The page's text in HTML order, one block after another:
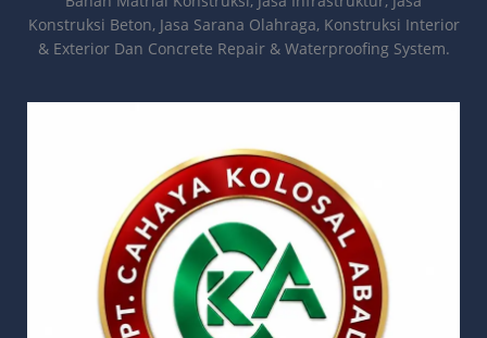
Konstruksi Beton, Jasa Sarana Olahraga, Konstruksi Interior
& Exterior Dan Concrete Repair & Waterproofing System.